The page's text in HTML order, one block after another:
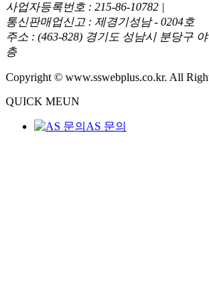
사업자등록번호 : 215-86-10782 |
통신판매업신고 : 제경기성남 - 0204호
주소 : (463-828) 경기도 성남시 분당구
층
Copyright © www.sswebplus.co.kr. All
QUICK MEUN
AS 문의